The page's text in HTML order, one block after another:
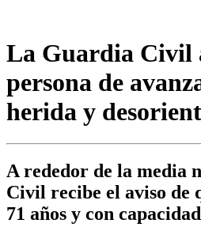
La Guardia Civil
persona de
herida y
A rededor de la media
Civil recibe el aviso de
71 años y con